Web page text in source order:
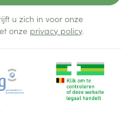
u zich in voor onze
onze privacy policy.